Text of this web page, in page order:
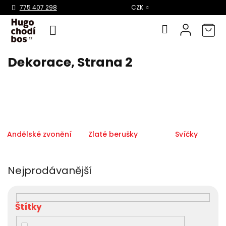
Přejít
775 407 298 CZK
Dekorace, Strana 2
Andělské zvonění Zlaté berušky Svíčky
Nejprodávanější